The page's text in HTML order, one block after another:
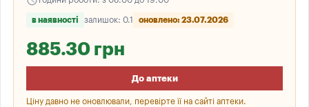
в наявності залишок: 0.1 оновлено: 23.07.2026
885.30 грн
До аптеки
Ціну давно не оновлювали, перевірте її на сайті аптеки.